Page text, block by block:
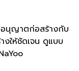
อนุญาตก่อสร้างกับ
ให้ชัดเจน ดูแบบ